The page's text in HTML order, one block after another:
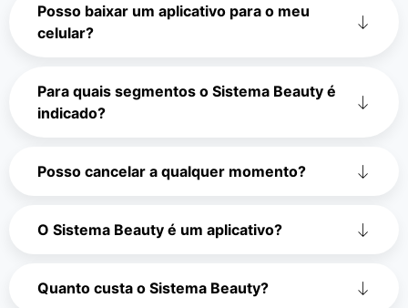
Posso baixar um aplicativo para o meu
celular?
Para quais segmentos o Sistema Beauty é
indicado?
Posso cancelar a qualquer momento?
O Sistema Beauty é um aplicativo?
Quanto custa o Sistema Beauty?